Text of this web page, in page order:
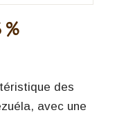
des
avec une